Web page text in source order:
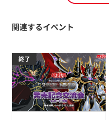
関連するイベント
終了